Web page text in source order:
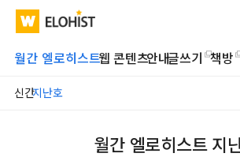
WATV Elohist-
Home
월간 엘로히스트웹 콘텐츠안내글쓰기 책방
신간지난호
Submit
월간 엘로히스트 지